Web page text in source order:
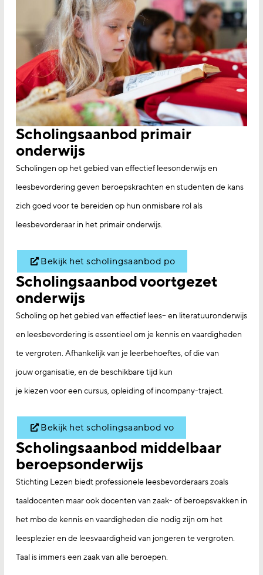
Scholingsaanbod primair
onderwijs
Scholingen op het gebied van effectief leesonderwijs en
leesbevordering geven beroepskrachten en studenten de kans
zich goed voor te bereiden op hun onmisbare rol als
leesbevorderaar in het primair onderwijs.
Bekijk het scholingsaanbod po
Scholingsaanbod voortgezet
onderwijs
Scholing op het gebied van effectief lees– en literatuuronderwijs
en leesbevordering is essentieel om je kennis en vaardigheden
te vergroten. Afhankelijk van je leerbehoeftes, of die van
jouw organisatie, en de beschikbare tijd kun
je kiezen voor een cursus, opleiding of incompany-traject.
Bekijk het scholingsaanbod vo
Scholingsaanbod middelbaar
beroepsonderwijs
Stichting Lezen biedt professionele leesbevorderaars zoals
taaldocenten maar ook docenten van zaak- of beroepsvakken in
het mbo de kennis en vaardigheden die nodig zijn om het
leesplezier en de leesvaardigheid van jongeren te vergroten.
Taal is immers een zaak van alle beroepen.